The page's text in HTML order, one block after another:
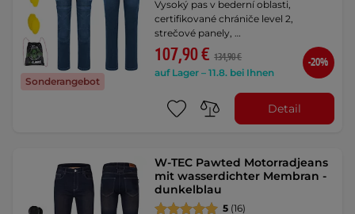
Sonderangebot
Vysoký pas v bederní oblasti,
certifikované chrániče level 2,
strečové panely, …
107,90 € 134,90 €
auf Lager – 11.8. bei Ihnen
-20%
Detail
W-TEC Pawted Motorradjeans
mit wasserdichter Membran -
dunkelblau
5 (16)